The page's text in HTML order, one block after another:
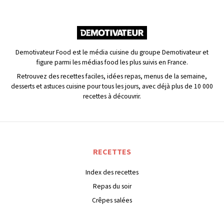
Demotivateur Food est le média cuisine du groupe Demotivateur et
figure parmi les médias food les plus suivis en France.
Retrouvez des recettes faciles, idées repas, menus de la semaine,
desserts et astuces cuisine pour tous les jours, avec déjà plus de 10 000
recettes à découvrir.
RECETTES
Index des recettes
Repas du soir
Crêpes salées